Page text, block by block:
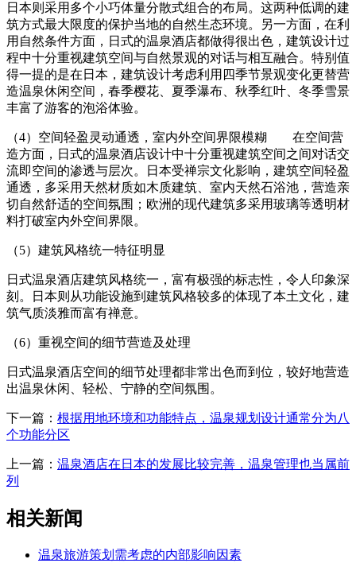
日本则采用多个小巧体量分散式组合的布局。这两种低调的建
筑方式最大限度的保护当地的自然生态环境。另一方面，在利
用自然条件方面，日式的温泉酒店都做得很出色，建筑设计过
程中十分重视建筑空间与自然景观的对话与相互融合。特别值
得一提的是在日本，建筑设计考虑利用四季节景观变化更替营
造温泉休闲空间，春季樱花、夏季瀑布、秋季红叶、冬季雪景
丰富了游客的泡浴体验。
（4）空间轻盈灵动通透，室内外空间界限模糊 在空间营
造方面，日式的温泉酒店设计中十分重视建筑空间之间对话交
流即空间的渗透与层次。日本受禅宗文化影响，建筑空间轻盈
通透，多采用天然材质如木质建筑、室内天然石浴池，营造亲
切自然舒适的空间氛围；欧洲的现代建筑多采用玻璃等透明材
料打破室内外空间界限。
（5）建筑风格统一特征明显
日式温泉酒店建筑风格统一，富有极强的标志性，令人印象深
刻。日本则从功能设施到建筑风格较多的体现了本土文化，建
筑气质淡雅而富有禅意。
（6）重视空间的细节营造及处理
日式温泉酒店空间的细节处理都非常出色而到位，较好地营造
出温泉休闲、轻松、宁静的空间氛围。
下一篇： 根据用地环境和功能特点，温泉规划设计通常分为八
个功能分区
上一篇： 温泉酒店在日本的发展比较完善，温泉管理也当属前
列
相关新闻
温泉旅游策划需考虑的内部影响因素